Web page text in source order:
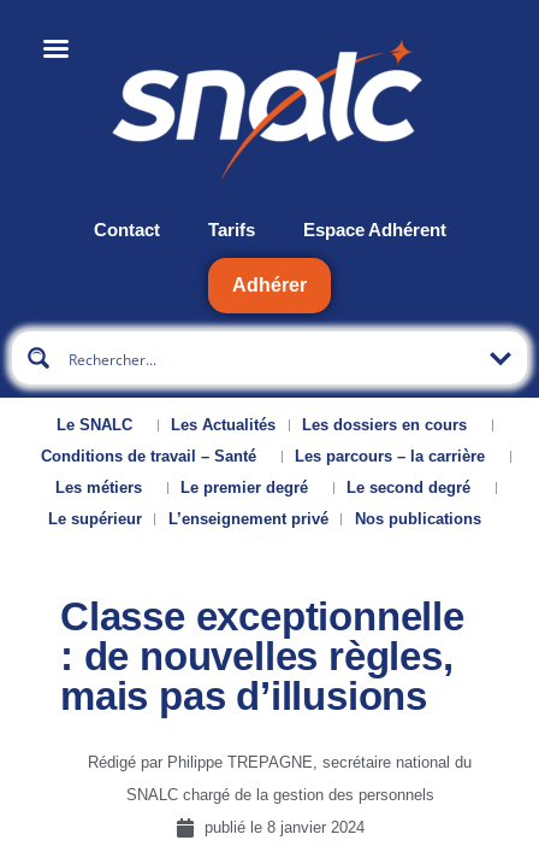
Contact Tarifs Espace Adhérent
Adhérer
Le SNALC Les Actualités
Les dossiers en cours
Conditions de travail – Santé
Les parcours – la carrière
Les métiers
Le premier degré
Le second degré
Le supérieur
L’enseignement privé Nos publications
Classe exceptionnelle
: de nouvelles règles,
mais pas d’illusions
Rédigé par Philippe TREPAGNE, secrétaire national du
SNALC chargé de la gestion des personnels
publié le 8 janvier 2024